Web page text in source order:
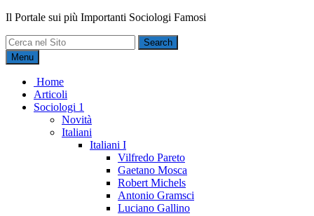
Il Portale sui più Importanti Sociologi Famosi
Search
for:Menu
Home
Articoli
Sociologi 1
Novità
Italiani
Italiani I
Vilfredo Pareto
Gaetano Mosca
Robert Michels
Antonio Gramsci
Luciano Gallino